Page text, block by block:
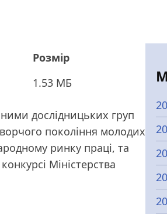
Розмір
1.53 МБ
дослідницьких груп
покоління молодих
ринку праці, та
Міністерства